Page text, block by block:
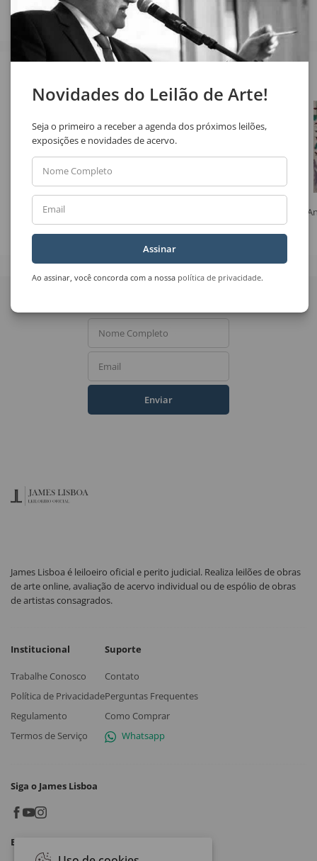
Fernando Araujo
A Primeira Hora do Dia por Jacob
Sem Título
Novidades do Leilão de Arte!
Seja o primeiro a receber a agenda dos próximos leilões,
exposições e novidades de acervo.
Nome Completo
Email
Assinar
Ao assinar, você concorda com a nossa política de privacidade.
Quer receber novidades
Nome Completo
Email
Enviar
James Lisboa é leiloeiro oficial e perito judicial. Realiza leilões de obras
de arte online, avaliação de acervo individual ou de espólio de obras
de artistas consagrados.
Institucional
Trabalhe Conosco
Política de Privacidade
Regulamento
Termos de Serviço
Suporte
Contato
Perguntas Frequentes
Como Comprar
Whatsapp
Siga o James Lisboa
Baixe o App